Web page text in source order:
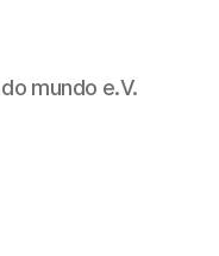
mundo e.V.